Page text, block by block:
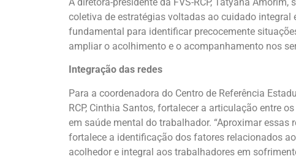
coletiva de estratégias voltadas ao cuidado integral
fundamental para identificar precocemente
ampliar o acolhimento e o acompanhamento nos
Integração das redes
Para a coordenadora do Centro de Referência
RCP, Cinthia Santos, fortalecer a articulação entre
em saúde mental do trabalhador. “Aproximar
fortalece a identificação dos fatores relacionados
acolhedor e integral aos trabalhadores em